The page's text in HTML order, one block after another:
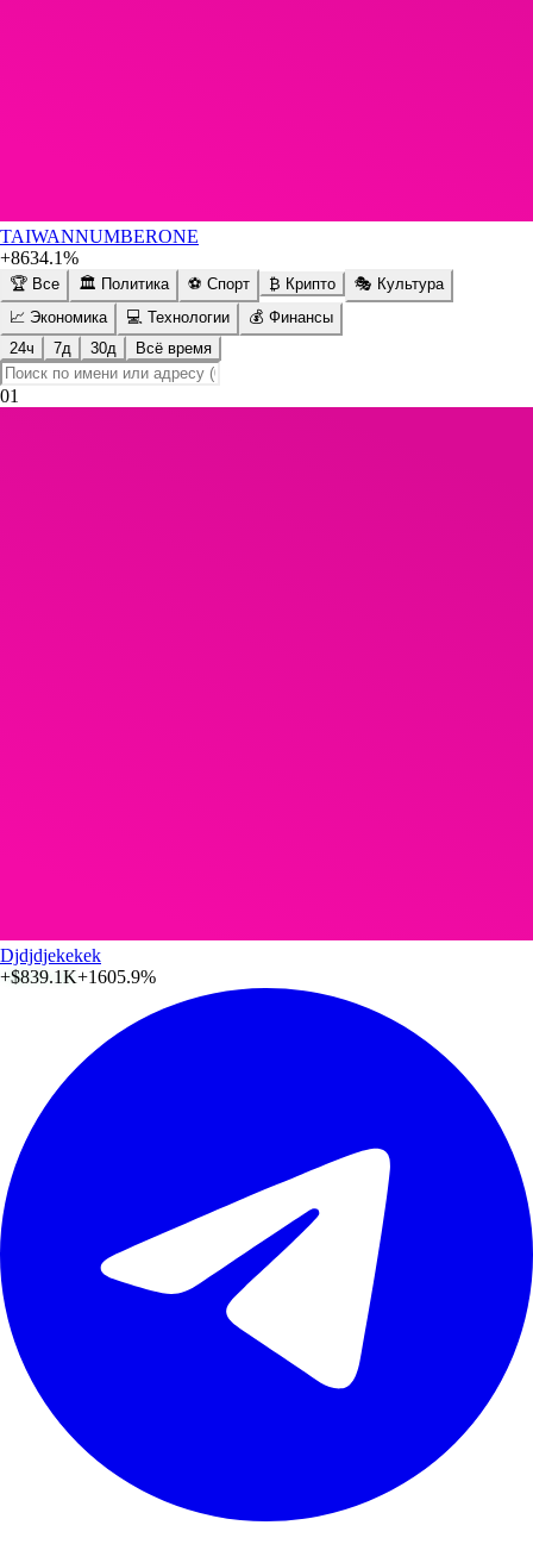
TAIWANNUMBERONE
+8634.1%
🏆 Все 🏛️ Политика ⚽ Спорт ₿ Крипто
🎭 Культура
📈 Экономика
💻 Технологии
💰 Финансы
24ч
7д 30д Всё время
01
Djdjdjekekek
+$839.1K+1605.9%